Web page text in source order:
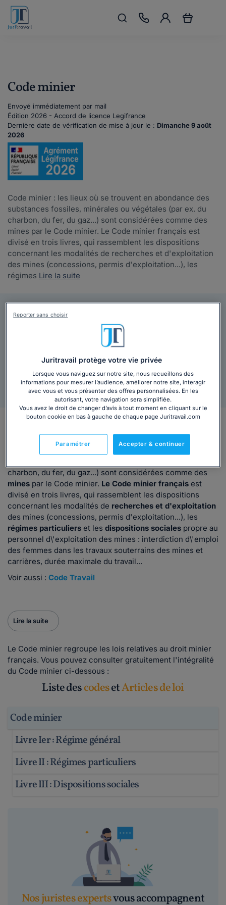
Code minier
Envoyé immédiatement par mail
Édition 2026 - Accord de licence Legifrance
Dernière date de vérification de mise à jour le : Dimanche 9 août
2026
Code minier : les lieux où se trouvent en abondance des
substances fossiles, minérales ou végétales (par ex. du
charbon, du fer, du gaz...) sont considérées comme des
mines par le Code minier. Le Code minier français est
divisé en trois livres, qui rassemblent les dispositions
concernant les modalités de recherches et d'exploitation
des mines (concessions, permis d'exploitation...), les
régimes Lire la suite
Votre Code minier au format PDF inclut :
Index clair et pratique
Ajouter au panier
: les lieux où se trouvent en abondance des
charbon, du fer, du gaz...) sont considérées comme des
mines par le Code minier. Le Code minier français est
divisé en trois livres, qui rassemblent les dispositions
concernant les modalités de recherches et d'exploitation
des mines (concessions, permis d'exploitation...), les
régimes particuliers et les dispositions sociales propre au
personnel d\'exploitation des mines : interdiction d\'emploi
des femmes dans les travaux souterrains des mines et
carrières, durée maximale du travail...
Voir aussi : Code Travail
Lire la suite
Le Code minier regroupe les lois relatives au droit minier
français. Vous pouvez consulter gratuitement l'intégralité
du Code minier ci-dessous :
Liste descodesetArticles de loi
Code minier
Livre Ier : Régime général
Livre II : Régimes particuliers
Livre III : Dispositions sociales
Nos juristes expertsvous accompagnent
Juritravail protège votre vie privée
Lorsque vous naviguez sur notre site, nous recueillons des
informations pour mesurer l’audience, améliorer notre site, interagir
avec vous et vous présenter des offres personnalisées. En les
autorisant, votre navigation sera simplifiée.
Vous avez le droit de changer d’avis à tout moment en cliquant sur le
bouton cookie en bas à gauche de chaque page Juritravail.com
Accepter & continuer
Paramétrer
Reporter sans choisir